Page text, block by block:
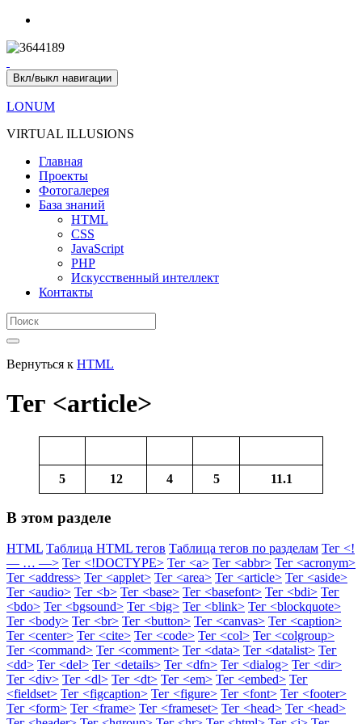
Вкл/выкл навигации
LONUM
VIRTUAL ILLUSIONS
Главная
Проекты
Фотогалерея
База знаний
HTML
CSS
JavaScript
PHP
Искусственный интеллект
Контакты
Search
for:
Вернуться к HTML
Тег <article>
5 12 4 5 11.1
В этом разделе
HTML Таблица HTML тегов Таблица тегов по разделам Тег <!
— … —> Тег <!DOCTYPE> Тег <a> Тег <abbr> Тег <acronym>
Тег <address> Тег <applet> Тег <area> Тег <article> Тег <aside>
Тег <audio> Тег <b> Тег <base> Тег <basefont> Тег <bdi> Тег
<bdo> Тег <bgsound> Тег <big> Тег <blink> Тег <blockquote>
Тег <body> Тег <br> Тег <button> Тег <canvas> Тег <caption>
Тег <center> Тег <cite> Тег <code> Тег <col> Тег <colgroup>
Тег <command> Тег <comment> Тег <data> Тег <datalist> Тег
<dd> Тег <del> Тег <details> Тег <dfn> Тег <dialog> Тег <dir>
Тег <div> Тег <dl> Тег <dt> Тег <em> Тег <embed> Тег
<fieldset> Тег <figcaption> Тег <figure> Тег <font> Тег <footer>
Тег <form> Тег <frame> Тег <frameset> Тег <head> Тег <head>